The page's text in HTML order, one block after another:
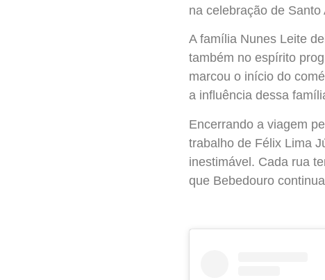
na celebração de
A família Nunes Leite
também no espírito
marcou o início do
a influência dessa
Encerrando a viagem
trabalho de Félix Lima
inestimável. Cada rua
que Bebedouro